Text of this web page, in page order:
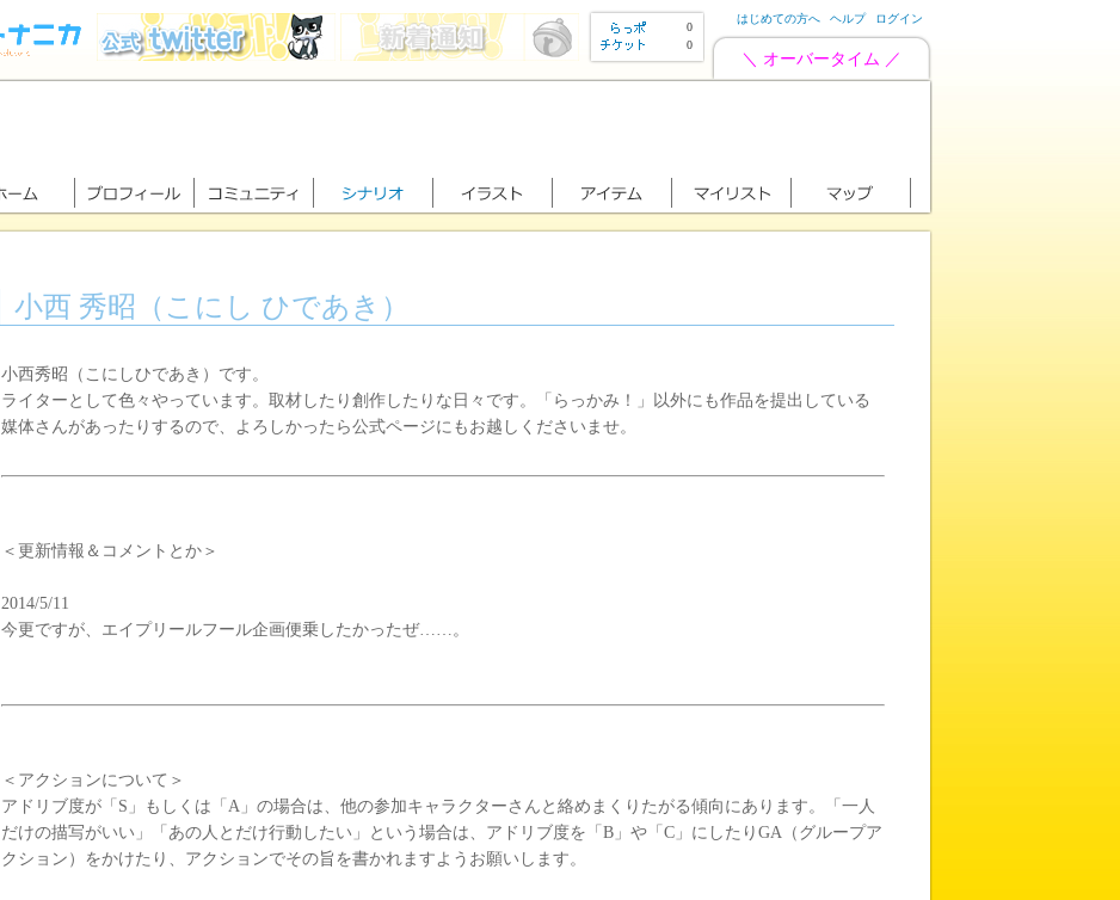
0
0
はじめての方へ ヘルプ ログイン
＼ オーバータイム ／
小西 秀昭（こにし ひであき）
小西秀昭（こにしひであき）です。
ライターとして色々やっています。取材したり創作したりな日々です。「らっかみ！」以外にも作品を提出している
媒体さんがあったりするので、よろしかったら公式ページにもお越しくださいませ。
＜更新情報＆コメントとか＞
2014/5/11
今更ですが、エイプリールフール企画便乗したかったぜ……。
＜アクションについて＞
アドリブ度が「S」もしくは「A」の場合は、他の参加キャラクターさんと絡めまくりたがる傾向にあります。「一人
だけの描写がいい」「あの人とだけ行動したい」という場合は、アドリブ度を「B」や「C」にしたりGA（グループア
クション）をかけたり、アクションでその旨を書かれますようお願いします。